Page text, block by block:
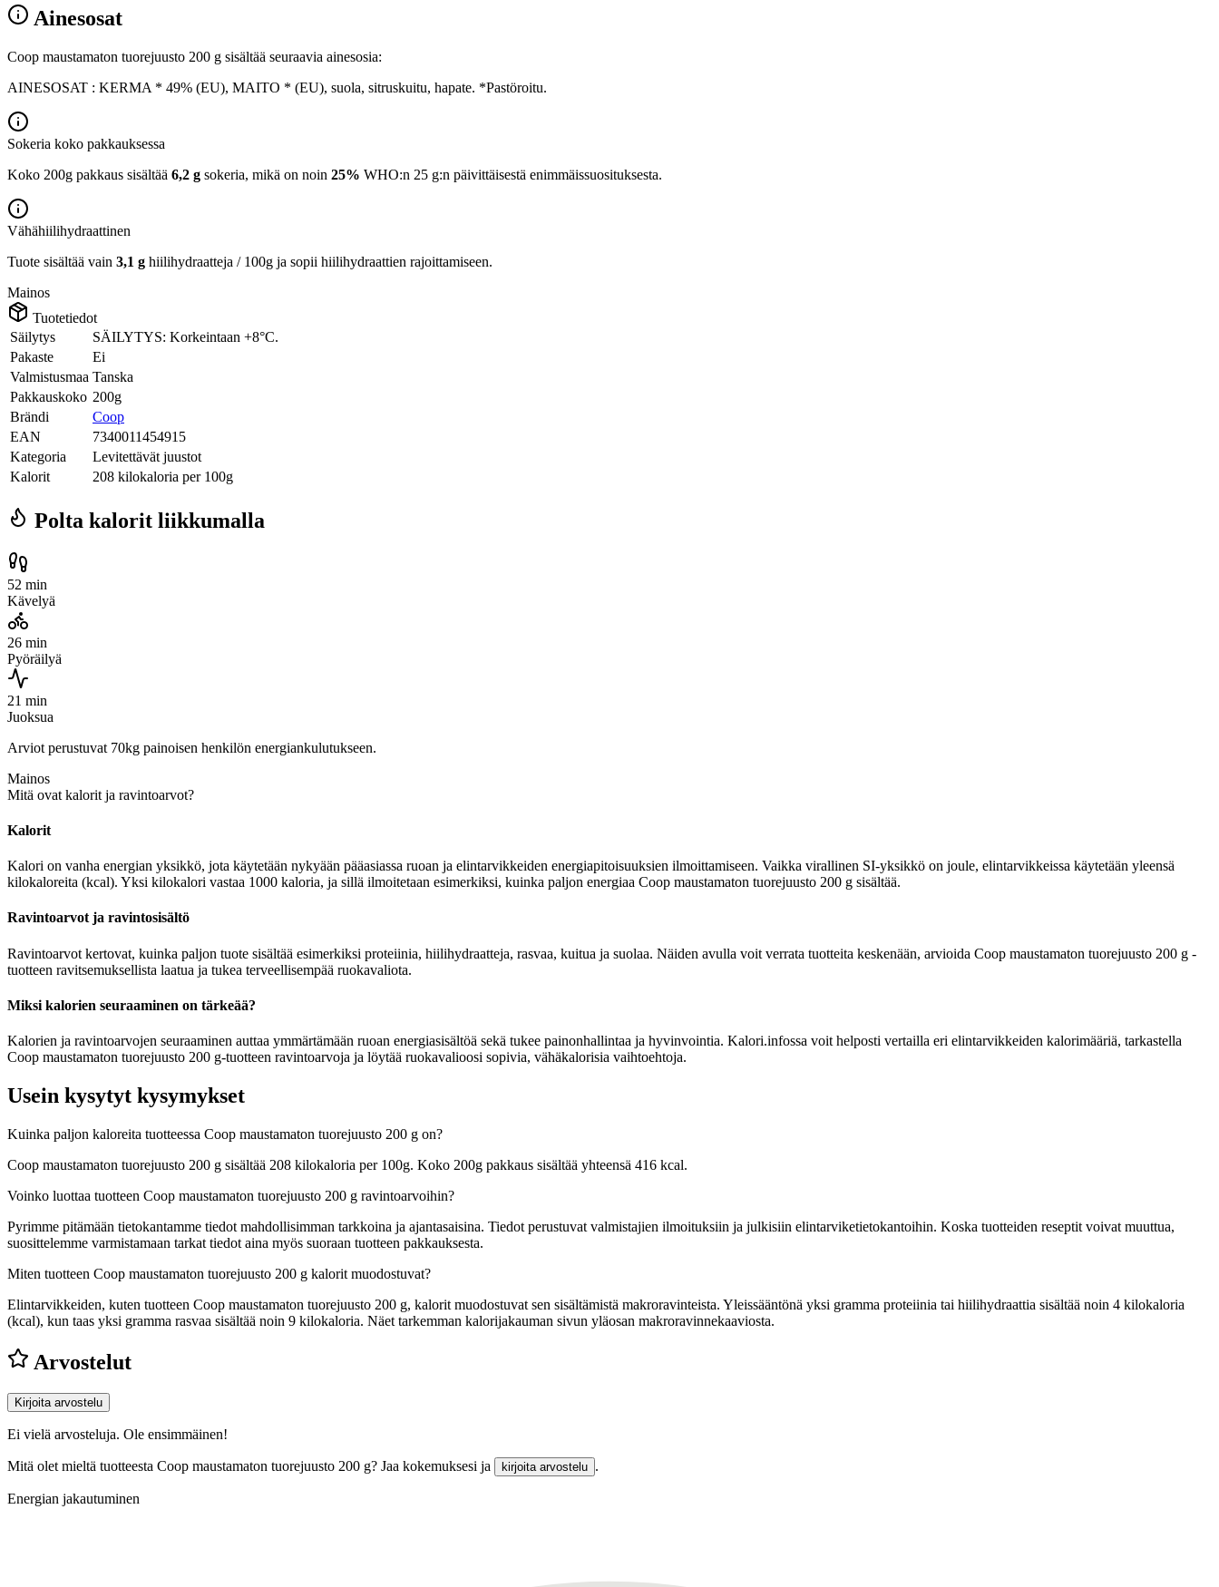
Ainesosat
Coop maustamaton tuorejuusto 200 g sisältää seuraavia ainesosia:
AINESOSAT : KERMA * 49% (EU), MAITO * (EU), suola, sitruskuitu, hapate. *Pastöroitu.
Sokeria koko pakkauksessa
Koko 200g pakkaus sisältää 6,2 g sokeria, mikä on noin 25% WHO:n 25 g:n päivittäisestä enimmäissuosituksesta.
Vähähiilihydraattinen
Tuote sisältää vain 3,1 g hiilihydraatteja / 100g ja sopii hiilihydraattien rajoittamiseen.
Mainos
Tuotetiedot
Säilytys
SÄILYTYS: Korkeintaan +8°C.
Pakaste
Ei
Valmistusmaa Tanska
Pakkauskoko 200g
Brändi
Coop
EAN
7340011454915
Kategoria
Levitettävät juustot
Kalorit
208 kilokaloria per 100g
Polta kalorit liikkumalla
52 min
Kävelyä
26 min
Pyöräilyä
21 min
Juoksua
Arviot perustuvat 70kg painoisen henkilön energiankulutukseen.
Mainos
Mitä ovat kalorit ja ravintoarvot?
Kalorit
Kalori on vanha energian yksikkö, jota käytetään nykyään pääasiassa ruoan ja elintarvikkeiden energiapitoisuuksien ilmoittamiseen. Vaikka virallinen SI-yksikkö on joule, elintarvikkeissa käytetään yleensä
kilokaloreita (kcal). Yksi kilokalori vastaa 1000 kaloria, ja sillä ilmoitetaan esimerkiksi, kuinka paljon energiaa Coop maustamaton tuorejuusto 200 g sisältää.
Ravintoarvot ja ravintosisältö
Ravintoarvot kertovat, kuinka paljon tuote sisältää esimerkiksi proteiinia, hiilihydraatteja, rasvaa, kuitua ja suolaa. Näiden avulla voit verrata tuotteita keskenään, arvioida Coop maustamaton tuorejuusto 200 g -
tuotteen ravitsemuksellista laatua ja tukea terveellisempää ruokavaliota.
Miksi kalorien seuraaminen on tärkeää?
Kalorien ja ravintoarvojen seuraaminen auttaa ymmärtämään ruoan energiasisältöä sekä tukee painonhallintaa ja hyvinvointia. Kalori.infossa voit helposti vertailla eri elintarvikkeiden kalorimääriä, tarkastella
Coop maustamaton tuorejuusto 200 g-tuotteen ravintoarvoja ja löytää ruokavalioosi sopivia, vähäkalorisia vaihtoehtoja.
Usein kysytyt kysymykset
Kuinka paljon kaloreita tuotteessa Coop maustamaton tuorejuusto 200 g on?
Coop maustamaton tuorejuusto 200 g sisältää 208 kilokaloria per 100g. Koko 200g pakkaus sisältää yhteensä 416 kcal.
Voinko luottaa tuotteen Coop maustamaton tuorejuusto 200 g ravintoarvoihin?
Pyrimme pitämään tietokantamme tiedot mahdollisimman tarkkoina ja ajantasaisina. Tiedot perustuvat valmistajien ilmoituksiin ja julkisiin elintarviketietokantoihin. Koska tuotteiden reseptit voivat muuttua,
suosittelemme varmistamaan tarkat tiedot aina myös suoraan tuotteen pakkauksesta.
Miten tuotteen Coop maustamaton tuorejuusto 200 g kalorit muodostuvat?
Elintarvikkeiden, kuten tuotteen Coop maustamaton tuorejuusto 200 g, kalorit muodostuvat sen sisältämistä makroravinteista. Yleissääntönä yksi gramma proteiinia tai hiilihydraattia sisältää noin 4 kilokaloria
(kcal), kun taas yksi gramma rasvaa sisältää noin 9 kilokaloria. Näet tarkemman kalorijakauman sivun yläosan makroravinnekaaviosta.
Arvostelut
Kirjoita arvostelu
Ei vielä arvosteluja. Ole ensimmäinen!
Mitä olet mieltä tuotteesta Coop maustamaton tuorejuusto 200 g? Jaa kokemuksesi ja kirjoita arvostelu .
Energian jakautuminen